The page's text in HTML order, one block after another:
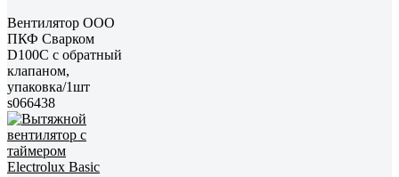
Вентилятор ООО
ПКФ Сварком
D100C с обратный
клапаном,
упаковка/1шт
s066438